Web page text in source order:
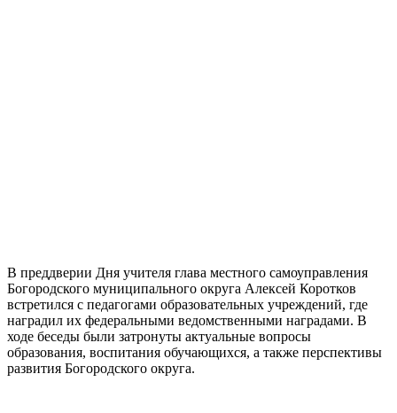
В преддверии Дня учителя глава местного самоуправления
Богородского муниципального округа Алексей Коротков
встретился с педагогами образовательных учреждений, где
наградил их федеральными ведомственными наградами. В
ходе беседы были затронуты актуальные вопросы
образования, воспитания обучающихся, а также перспективы
развития Богородского округа.